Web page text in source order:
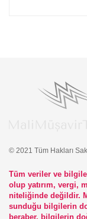
© 2021 Tüm Hakları
Tüm veriler ve
olup yatırım, vergi,
niteliğinde değildir.
sunduğu bilgilerin
beraber, bilgilerin